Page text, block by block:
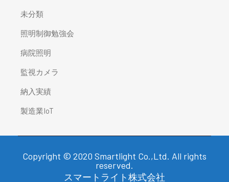
未分類
照明制御勉強会
病院照明
監視カメラ
納入実績
製造業IoT
Copyright © 2020 Smartlight Co.,Ltd. All rights
reserved.
スマートライト株式会社